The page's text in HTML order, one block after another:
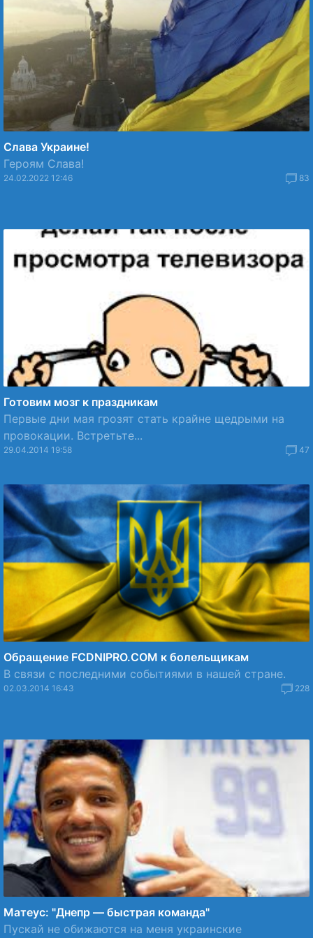
Слава Украине!
Героям Слава!
24.02.2022 12:46 83
Готовим мозг к праздникам
Первые дни мая грозят стать крайне щедрыми на
провокации. Встретьте...
29.04.2014 19:58 47
Обращение FCDNIPRO.COM к болельщикам
В связи с последними событиями в нашей стране.
02.03.2014 16:43 228
Матеус: "Днепр — быстрая команда"
Пускай не обижаются на меня украинские